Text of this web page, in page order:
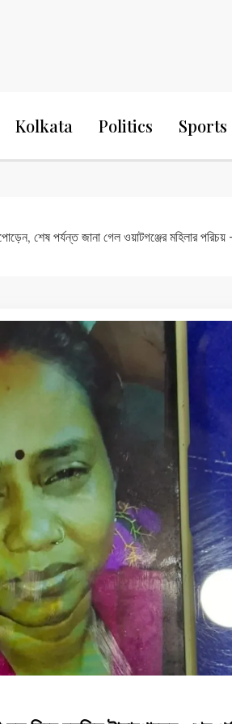
24
Kolkata Politics Sports
শেষ পর্যন্ত জানা গেল ওয়াটগঞ্জের